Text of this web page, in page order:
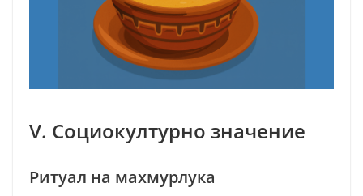
V. Социокултурно значение
Ритуал на махмурлука